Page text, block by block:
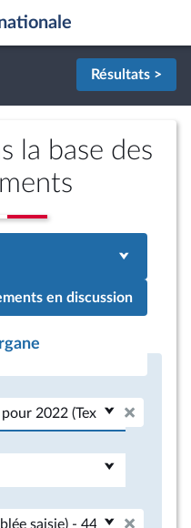
Résultats >
la base des
en discussion